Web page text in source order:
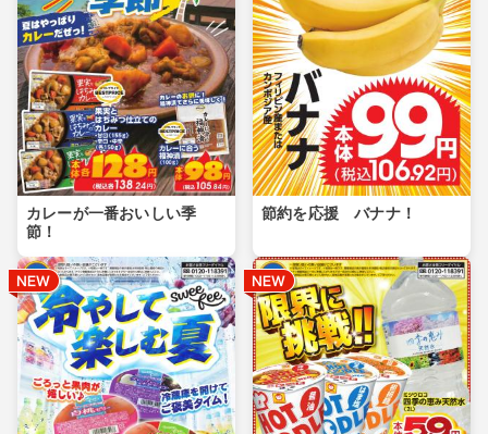
カレーが一番おいしい季
節！
節約を応援 バナナ！